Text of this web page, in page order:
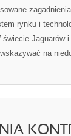
rynku i
Jaguarów
na